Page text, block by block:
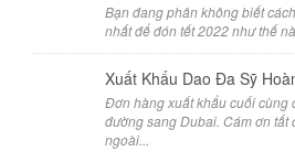
Bạn đang phân không biết
nhất để đón tết 2022 như thế
Xuất Khẩu Dao Đa Sỹ
Đơn hàng xuất khẩu cuối cùng
đường sang Dubai. Cám ơn tất
ngoài...